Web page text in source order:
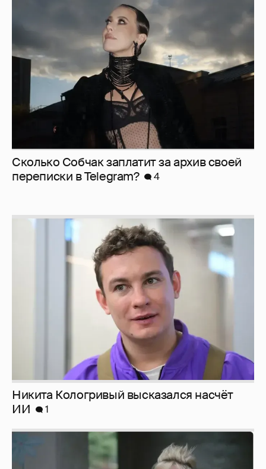
Сколько Собчак заплатит за архив своей
перeписки в Telegram?
4
Никита Кологривый высказался насчёт
ИИ
1